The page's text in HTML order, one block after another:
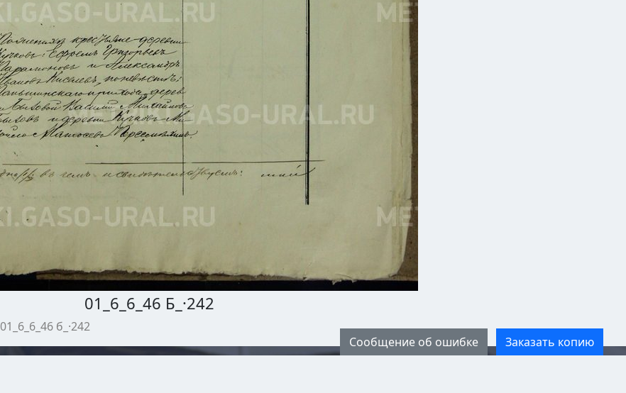
01_6_6_46 Б_·242
01_6_6_46 б_·242
Сообщение об ошибке
Заказать копию